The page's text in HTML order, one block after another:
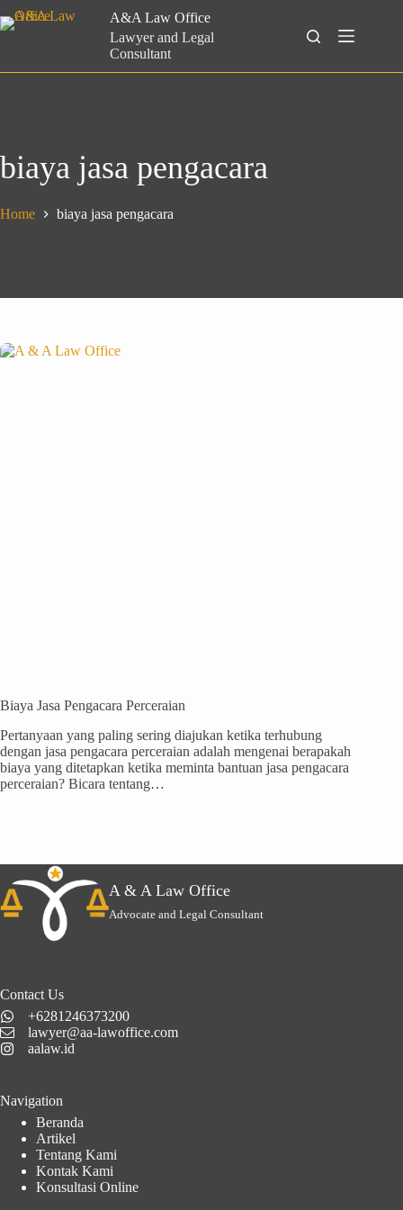
to
A&A Law Office
Lawyer and Legal
Consultant
Search
biaya jasa pengacara
Home biaya jasa pengacara
Biaya Jasa Pengacara Perceraian
Pertanyaan yang paling sering diajukan ketika terhubung
dengan jasa pengacara perceraian adalah mengenai berapakah
biaya yang ditetapkan ketika meminta bantuan jasa pengacara
perceraian? Bicara tentang…
A & A Law Office
Advocate and Legal Consultant
Contact Us
+6281246373200
lawyer@aa-lawoffice.com
aalaw.id
Navigation
Beranda
Artikel
Tentang Kami
Kontak Kami
Konsultasi Online